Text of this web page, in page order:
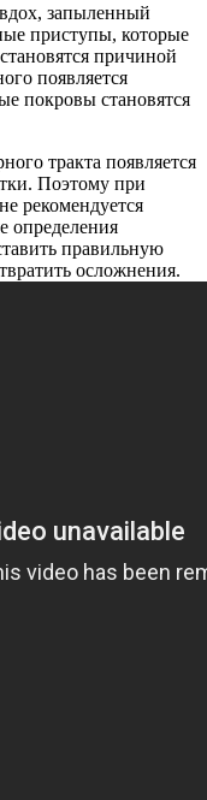
запыленный
приступы, которые
причиной
появляется
покровы становятся
тракта появляется
Поэтому при
рекомендуется
определения
правильную
осложнения.